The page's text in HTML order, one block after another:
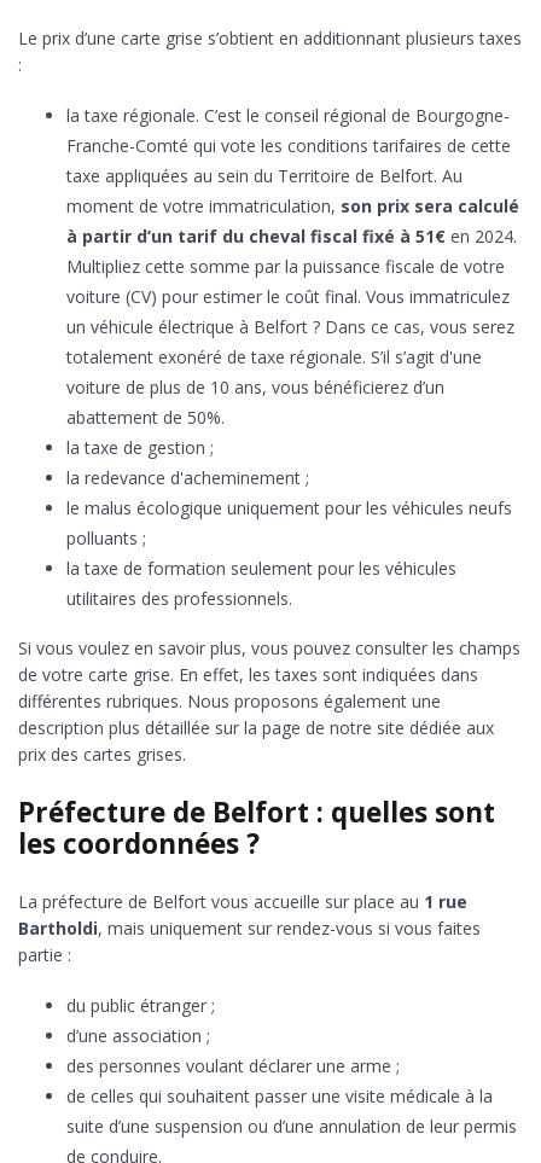
Le prix d’une carte grise s’obtient en additionnant plusieurs taxes
:
la taxe régionale. C’est le conseil régional de Bourgogne-
Franche-Comté qui vote les conditions tarifaires de cette
taxe appliquées au sein du Territoire de Belfort. Au
moment de votre immatriculation, son prix sera calculé
à partir d’un tarif du cheval fiscal fixé à 51€ en 2024.
Multipliez cette somme par la puissance fiscale de votre
voiture (CV) pour estimer le coût final. Vous immatriculez
un véhicule électrique à Belfort ? Dans ce cas, vous serez
totalement exonéré de taxe régionale. S’il s’agit d'une
voiture de plus de 10 ans, vous bénéficierez d’un
abattement de 50%.
la taxe de gestion ;
la redevance d'acheminement ;
le malus écologique uniquement pour les véhicules neufs
polluants ;
la taxe de formation seulement pour les véhicules
utilitaires des professionnels.
Si vous voulez en savoir plus, vous pouvez consulter les champs
de votre carte grise. En effet, les taxes sont indiquées dans
différentes rubriques. Nous proposons également une
description plus détaillée sur la page de notre site dédiée aux
prix des cartes grises.
Préfecture de Belfort : quelles sont
les coordonnées ?
La préfecture de Belfort vous accueille sur place au 1 rue
Bartholdi, mais uniquement sur rendez-vous si vous faites
partie :
du public étranger ;
d’une association ;
des personnes voulant déclarer une arme ;
de celles qui souhaitent passer une visite médicale à la
suite d’une suspension ou d’une annulation de leur permis
de conduire.